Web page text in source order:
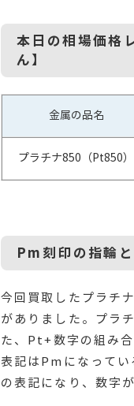
本日の相場価格
ん】
金属の品名
プラチナ850（Pt850）
Pm刻印の指輪
今回買取したプラチ
がありました。プラ
た、Pt+数字の組み
表記はPmになって
の表記になり、数字